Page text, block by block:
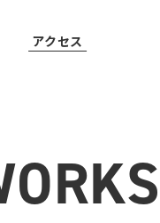
アクセス